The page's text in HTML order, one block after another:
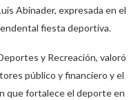
Abinader, expresada en el
fiesta deportiva.
y Recreación, valoró
público y financiero y el
que fortalece el deporte en